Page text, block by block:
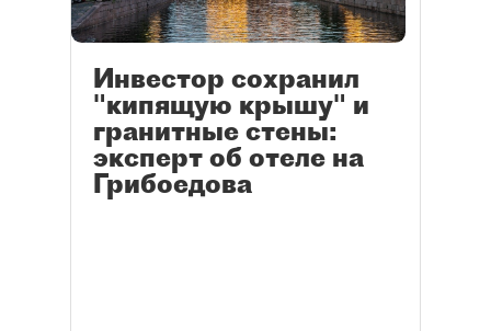
Инвестор сохранил
"кипящую крышу" и
гранитные стены:
эксперт об отеле на
Грибоедова